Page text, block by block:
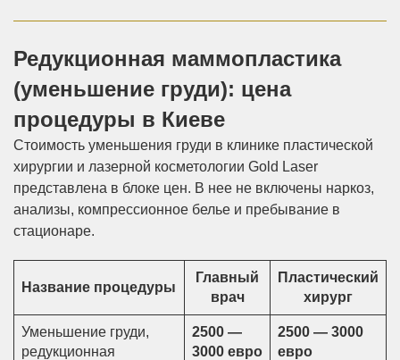
Редукционная маммопластика
(уменьшение груди): цена
процедуры в Киеве
Стоимость уменьшения груди в клинике пластической
хирургии и лазерной косметологии Gold Laser
представлена в блоке цен. В нее не включены наркоз,
анализы, компрессионное белье и пребывание в
стационаре.
Название процедуры
Главный
врач
Пластический
хирург
Уменьшение груди,
редукционная
2500 —
3000 евро
2500 — 3000
евро